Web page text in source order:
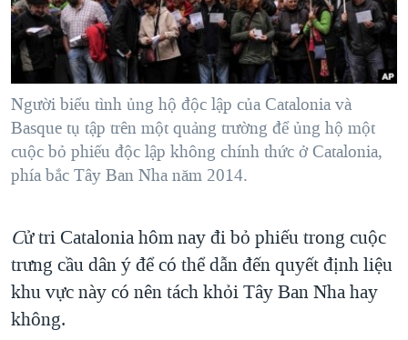
"Tìm"NGƯỜI VIỆT HẢI NGOẠI
ĐỜI SỐNG
KINH TẾ
SỨC KHOẺ
VĂN HOÁ
GIÁO DỤC
TẠI
HÀNH TRÌNH BẦU CỬ 2024
MỘT NĂM CHIẾN TRANH TẠI DẢI GAZA
GIẢI MÃ VÀNH ĐAI & CON ĐƯỜNG
NGÀY TỊ NẠN THẾ GIỚI
TRỊNH VĨNH BÌNH - NGƯỜI HẠ 'BÊN THẮNG CUỘC'
CHI PHÍ CHIẾN TRANH AFGHANISTAN
CÁC GIÁ TRỊ CỘNG HÒA Ở VIỆT NAM
THƯỢNG ĐỈNH TRUMP-KIM TẠI VIỆT NAM
TRỊNH VĨNH BÌNH VS. CHÍNH PHỦ VIỆT NAM
VIDEO
NGHE
MẠNG XÃ HỘI
Ngôn ngữ khác
Người biểu tình ủng hộ độc lập của Catalonia và
Basque tụ tập trên một quảng trường để ủng hộ một
cuộc bỏ phiếu độc lập không chính thức ở Catalonia,
phía bắc Tây Ban Nha năm 2014.
Cử tri Catalonia hôm nay đi bỏ phiếu trong cuộc
trưng cầu dân ý để có thể dẫn đến quyết định liệu
khu vực này có nên tách khỏi Tây Ban Nha hay
không.